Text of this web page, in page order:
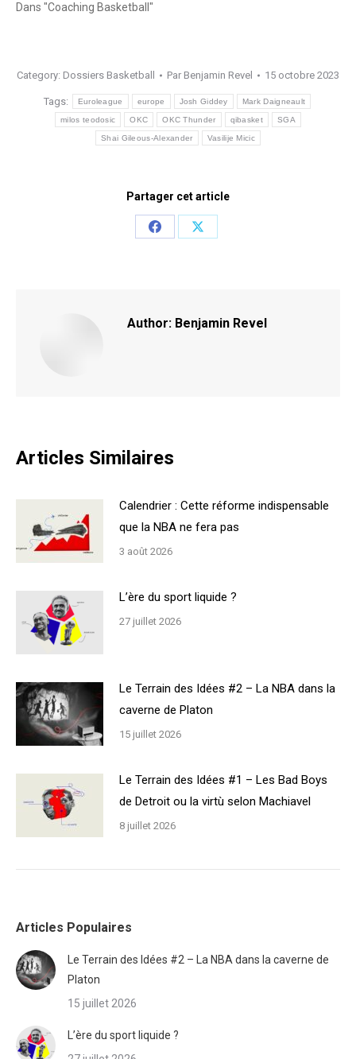
Dans "Coaching Basketball"
Category: Dossiers Basketball Par Benjamin Revel 15 octobre 2023
Tags: Euroleague europe Josh Giddey Mark Daigneault
milos teodosic OKC OKC Thunder qibasket SGA
Shai Gileous-Alexander Vasilije Micic
Partager cet article
Share
Share
Author: Benjamin Revel
Articles Similaires
Calendrier : Cette réforme indispensable
que la NBA ne fera pas
3 août 2026
L’ère du sport liquide ?
27 juillet 2026
Le Terrain des Idées #2 – La NBA dans la
caverne de Platon
15 juillet 2026
Le Terrain des Idées #1 – Les Bad Boys
de Detroit ou la virtù selon Machiavel
8 juillet 2026
Articles Populaires
Le Terrain des Idées #2 – La NBA dans la caverne de
Platon
15 juillet 2026
L’ère du sport liquide ?